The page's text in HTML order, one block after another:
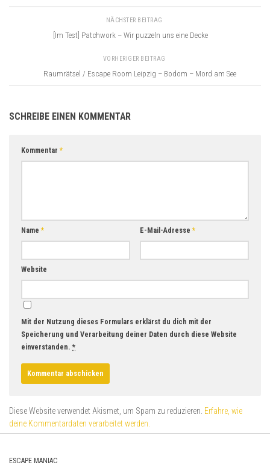
NÄCHSTER BEITRAG
[Im Test] Patchwork – Wir puzzeln uns eine Decke
VORHERIGER BEITRAG
Raumrätsel / Escape Room Leipzig – Bodom – Mord am See
SCHREIBE EINEN KOMMENTAR
Kommentar*
Name* E-Mail-Adresse*
Website
Mit der Nutzung dieses Formulars erklärst du dich mit der
Speicherung und Verarbeitung deiner Daten durch diese Website
einverstanden. *
Diese Website verwendet Akismet, um Spam zu reduzieren. Erfahre, wie
deine Kommentardaten verarbeitet werden.
ESCAPE MANIAC